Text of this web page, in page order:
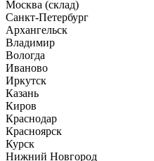
Москва (склад)
Санкт-Петербург
Архангельск
Владимир
Вологда
Иваново
Иркутск
Казань
Киров
Краснодар
Красноярск
Курск
Нижний Новгород